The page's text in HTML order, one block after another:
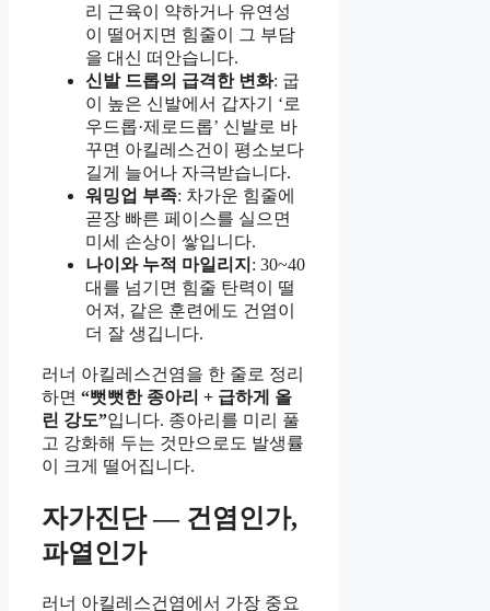
리 근육이 약하거나 유연성
이 떨어지면 힘줄이 그 부담
을 대신 떠안습니다.
신발 드롭의 급격한 변화: 굽
이 높은 신발에서 갑자기 ‘로
우드롭·제로드롭’ 신발로 바
꾸면 아킬레스건이 평소보다
길게 늘어나 자극받습니다.
워밍업 부족: 차가운 힘줄에
곧장 빠른 페이스를 실으면
미세 손상이 쌓입니다.
나이와 누적 마일리지 : 30~40
대를 넘기면 힘줄 탄력이 떨
어져, 같은 훈련에도 건염이
더 잘 생깁니다.
러너 아킬레스건염을 한 줄로 정리
하면 “뻣뻣한 종아리 + 급하게 올
린 강도”입니다. 종아리를 미리 풀
고 강화해 두는 것만으로도 발생률
이 크게 떨어집니다.
자가진단 — 건염인가,
파열인가
러너 아킬레스건염에서 가장 중요